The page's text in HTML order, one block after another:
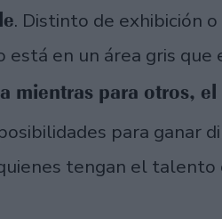
. Distinto de exhibición o
en un área gris que
mientras para otros,
para ganar
tengan el